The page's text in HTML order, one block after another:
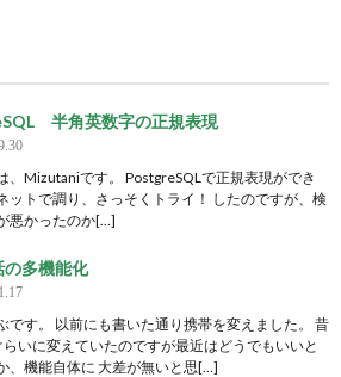
半角英数字の正規表現
、Mizutaniです。 PostgreSQLで正規表現ができ
ットで調り、さっそくトライ！ したのですが、検
悪かったのか[…]
の多機能化
です。 以前にも書いた通り携帯を変えました。 昔
いに変えていたのですが最近はどうでもいいと
、機能自体に 大差が無いと思[…]